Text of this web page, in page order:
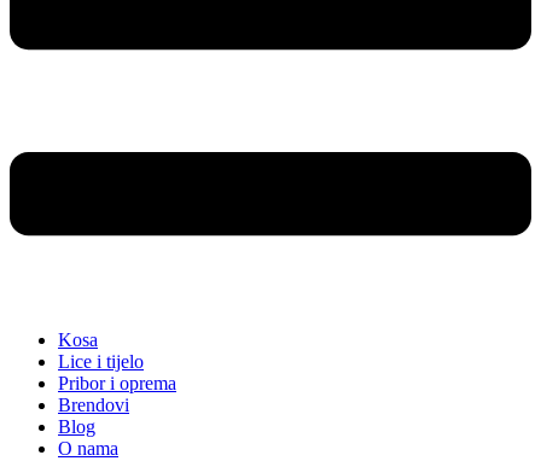
Kosa
Lice i tijelo
Pribor i oprema
Brendovi
Blog
O nama